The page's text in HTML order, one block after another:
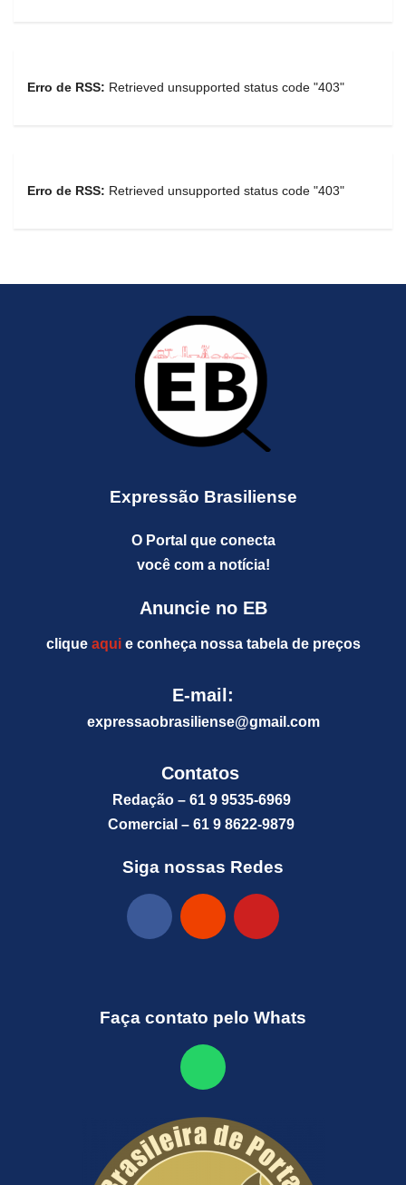
Erro de RSS: Retrieved unsupported status code "403"
Erro de RSS: Retrieved unsupported status code "403"
Expressão Brasiliense
O Portal que conecta
você com a notícia!
Anuncie no EB
clique aquie conheça nossa tabela de preços
E-mail:
expressaobrasiliense@gmail.com
Contatos
Redação – 61 9 9535-6969
Comercial – 61 9 8622-9879
Siga nossas Redes
Faça contato pelo Whats